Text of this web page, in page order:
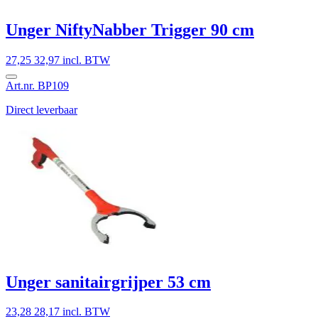
Unger NiftyNabber Trigger 90 cm
27,25 32,97 incl. BTW
Art.nr. BP109
Direct leverbaar
Unger sanitairgrijper 53 cm
23,28 28,17 incl. BTW